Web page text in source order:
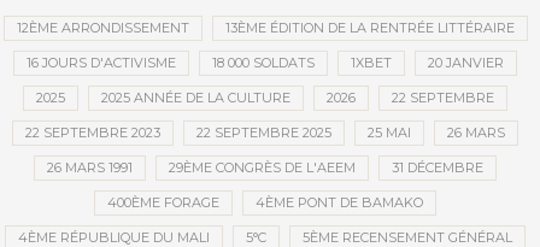
12ÈME ARRONDISSEMENT 13ÈME ÉDITION DE LA RENTRÉE LITTÉRAIRE
16 JOURS D'ACTIVISME 18 000 SOLDATS 1XBET 20 JANVIER
2025 2025 ANNÉE DE LA CULTURE 2026 22 SEPTEMBRE
22 SEPTEMBRE 2023 22 SEPTEMBRE 2025 25 MAI 26 MARS
26 MARS 1991 29ÈME CONGRÈS DE L'AEEM 31 DÉCEMBRE
400ÈME FORAGE 4ÈME PONT DE BAMAKO
4ÈME RÉPUBLIQUE DU MALI 5°C 5ÈME RECENSEMENT GÉNÉRAL